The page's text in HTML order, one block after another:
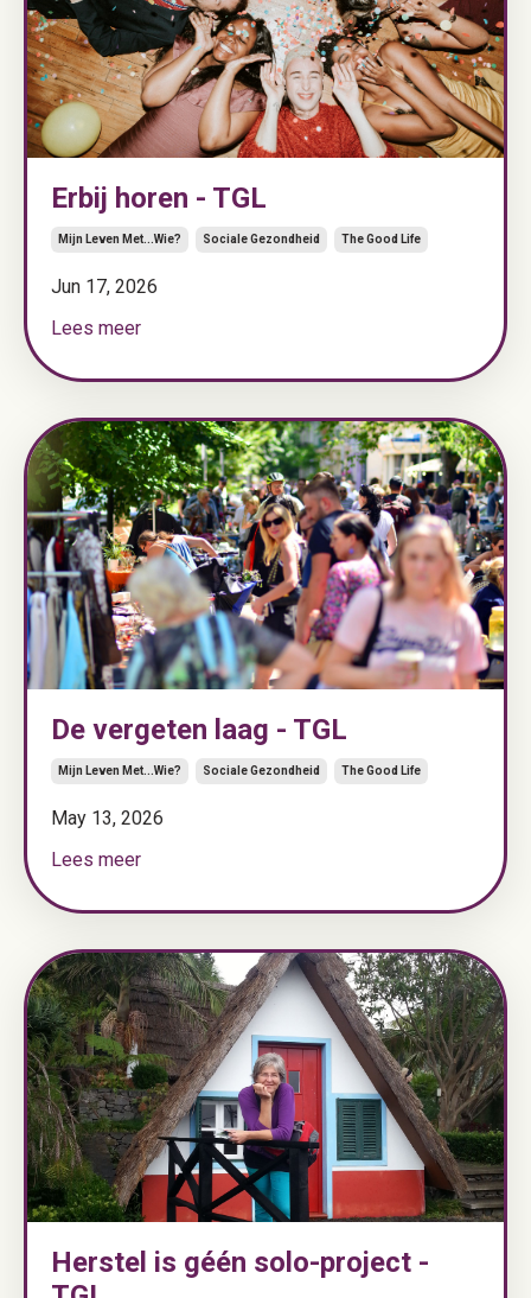
Erbij horen - TGL
Mijn Leven Met...wie? Sociale Gezondheid The Good Life
Jun 17, 2026
Lees meer
De vergeten laag - TGL
Mijn Leven Met...wie? Sociale Gezondheid The Good Life
May 13, 2026
Lees meer
Herstel is géén solo-project -